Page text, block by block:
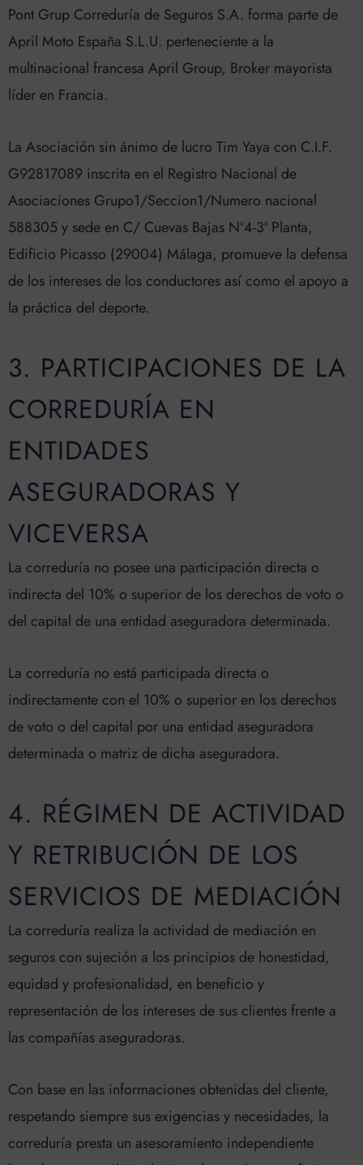
Pont Grup Correduría de Seguros S.A. forma parte de
April Moto España S.L.U. perteneciente a la
multinacional francesa April Group, Broker mayorista
líder en Francia.
La Asociación sin ánimo de lucro Tim Yaya con C.I.F.
G92817089 inscrita en el Registro Nacional de
Asociaciones Grupo1/Seccion1/Numero nacional
588305 y sede en C/ Cuevas Bajas Nº4-3ª Planta,
Edificio Picasso (29004) Málaga, promueve la defensa
de los intereses de los conductores así como el apoyo a
la práctica del deporte.
3. PARTICIPACIONES DE LA
CORREDURÍA EN
ENTIDADES
ASEGURADORAS Y
VICEVERSA
La correduría no posee una participación directa o
indirecta del 10% o superior de los derechos de voto o
del capital de una entidad aseguradora determinada.
La correduría no está participada directa o
indirectamente con el 10% o superior en los derechos
de voto o del capital por una entidad aseguradora
determinada o matriz de dicha aseguradora.
4. RÉGIMEN DE ACTIVIDAD
Y RETRIBUCIÓN DE LOS
SERVICIOS DE MEDIACIÓN
La correduría realiza la actividad de mediación en
seguros con sujeción a los principios de honestidad,
equidad y profesionalidad, en beneficio y
representación de los intereses de sus clientes frente a
las compañías aseguradoras.
Con base en las informaciones obtenidas del cliente,
respetando siempre sus exigencias y necesidades, la
correduría presta un asesoramiento independiente